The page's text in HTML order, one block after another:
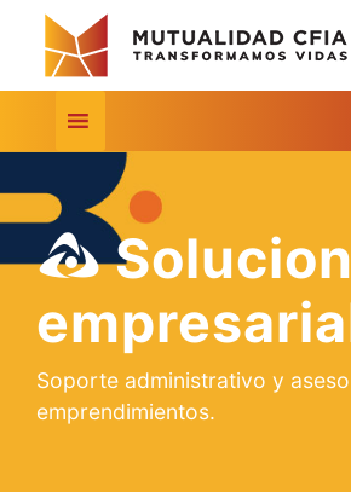
Soporte administrativo y
emprendimientos.